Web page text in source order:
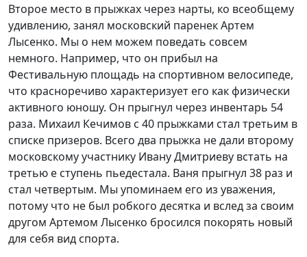
Второе место в прыжках через нарты, ко всеобщему
удивлению, занял московский паренек Артем
Лысенко. Мы о нем можем поведать совсем
немного. Например, что он прибыл на
Фестивальную площадь на спортивном велосипеде,
что красноречиво характеризует его как физически
активного юношу. Он прыгнул через инвентарь 54
раза. Михаил Кечимов с 40 прыжками стал третьим в
списке призеров. Всего два прыжка не дали второму
московскому участнику Ивану Дмитриеву встать на
третью е ступень пьедестала. Ваня прыгнул 38 раз и
стал четвертым. Мы упоминаем его из уважения,
потому что не был робкого десятка и вслед за своим
другом Артемом Лысенко бросился покорять новый
для себя вид спорта.